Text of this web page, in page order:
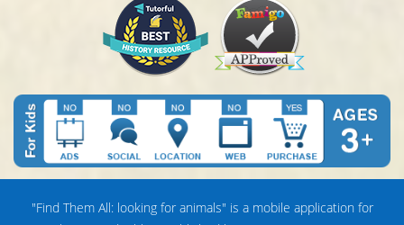
"Find Them All: looking for animals" is a mobile application for